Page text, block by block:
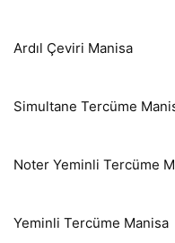
Ardıl Çeviri Manisa
Simultane Tercüme
Noter Yeminli Tercüme
Yeminli Tercüme Manisa